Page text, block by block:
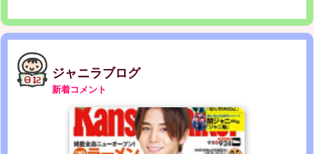
ジャニラブログ
新着コメント